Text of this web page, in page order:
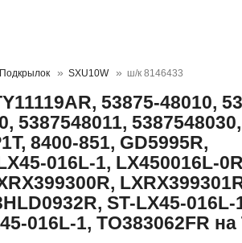
Подкрылок SXU10W ш/к 8146433
53875-48010,
5387548011, 5387548030,
8400-851, GD5995R,
016L-1, LX450016L-
ST-LX45-016L-
016L-1, TO383062FR